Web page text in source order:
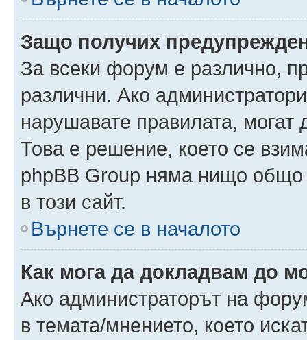
Защо получих
За всеки форум е различно,
различни. Ако
нарушавате правилата,
Това е решение, което се
phpBB Group няма нищо общо
в този сайт.
Върнете се в началото
Как мога да докладвам до
Ако администраторът на
в темата/мнението, което